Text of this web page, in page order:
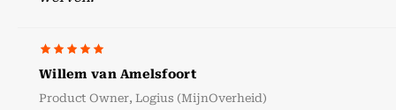
Willem van Amelsfoort
Product Owner, Logius (MijnOverheid)